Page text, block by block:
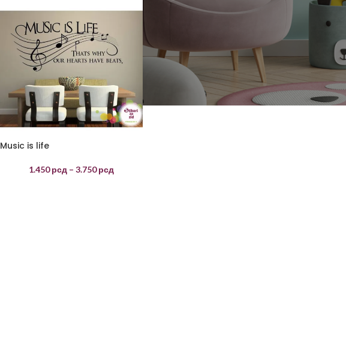
Music is life
1.450рсд – 3.750рсд